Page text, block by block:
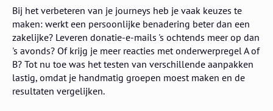
Bij het verbeteren van je journeys heb je vaak keuzes te
maken: werkt een persoonlijke benadering beter dan een
zakelijke? Leveren donatie-e-mails 's ochtends meer op dan
's avonds? Of krijg je meer reacties met onderwerpregel A of
B? Tot nu toe was het testen van verschillende aanpakken
lastig, omdat je handmatig groepen moest maken en de
resultaten vergelijken.